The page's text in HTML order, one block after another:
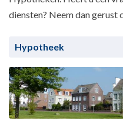
diensten? Neem dan gerust
Hypotheek